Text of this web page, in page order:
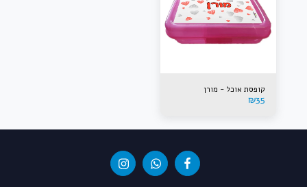
קופסת אוכל - מורן
₪35